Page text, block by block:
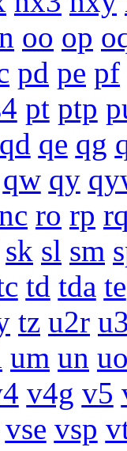
oo op
pd pe pf
pt ptp
qd qe qg
qw qy
ro rp
sk sl sm
td tda te
tz u2r
um un
v4g v5
vse vsp